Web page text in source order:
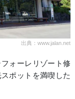
出典：www.jalan.net
ォーレリゾート修
ポットを満喫した